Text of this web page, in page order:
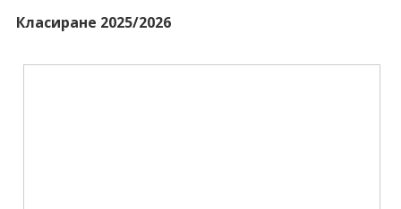
Класиране 2025/2026